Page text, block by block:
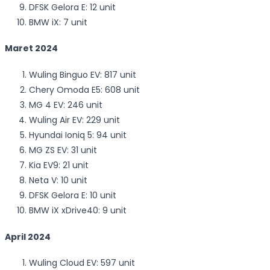
DFSK Gelora E: 12 unit
BMW iX: 7 unit
Maret 2024
Wuling Binguo EV: 817 unit
Chery Omoda E5: 608 unit
MG 4 EV: 246 unit
Wuling Air EV: 229 unit
Hyundai Ioniq 5: 94 unit
MG ZS EV: 31 unit
Kia EV9: 21 unit
Neta V: 10 unit
DFSK Gelora E: 10 unit
BMW iX xDrive40: 9 unit
April 2024
Wuling Cloud EV: 597 unit